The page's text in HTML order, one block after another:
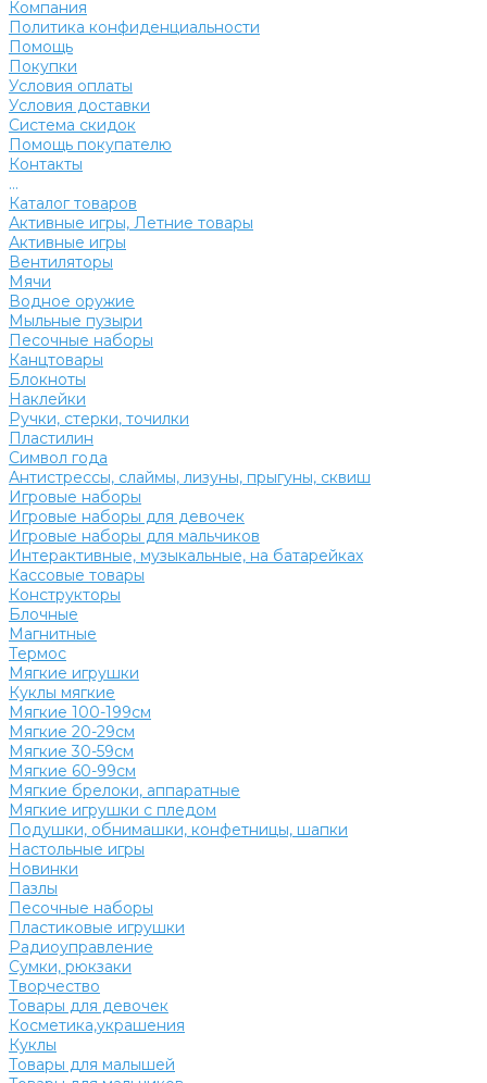
Компания
Политика конфиденциальности
Помощь
Покупки
Условия оплаты
Условия доставки
Система скидок
Помощь покупателю
Контакты
...
Каталог товаров
Активные игры, Летние товары
Активные игры
Вентиляторы
Мячи
Водное оружие
Мыльные пузыри
Песочные наборы
Канцтовары
Блокноты
Наклейки
Ручки, стерки, точилки
Пластилин
Символ года
Антистрессы, слаймы, лизуны, прыгуны, сквиш
Игровые наборы
Игровые наборы для девочек
Игровые наборы для мальчиков
Интерактивные, музыкальные, на батарейках
Кассовые товары
Конструкторы
Блочные
Магнитные
Термос
Мягкие игрушки
Куклы мягкие
Мягкие 100-199см
Мягкие 20-29см
Мягкие 30-59см
Мягкие 60-99см
Мягкие брелоки, аппаратные
Мягкие игрушки с пледом
Подушки, обнимашки, конфетницы, шапки
Настольные игры
Новинки
Пазлы
Песочные наборы
Пластиковые игрушки
Радиоуправление
Сумки, рюкзаки
Творчество
Товары для девочек
Косметика,украшения
Куклы
Товары для малышей